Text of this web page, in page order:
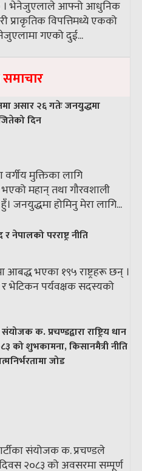
। भेनेजुएलाले आफ्नो आधुनिक
प्राकृतिक विपत्तिमध्ये एकको
गएको दुई...
असार २६ गतेः जनयुद्धमा
दिन
मुक्तिका लागि
महान् तथा गौरवशाली
जनयुद्धमा होमिनु मेरा लागि...
नेपालको परराष्ट्र नीति
आबद्ध भएका १९५ राष्ट्रहरू छन् ।
र भेटिकन पर्यवक्षक सदस्यको
क. प्रचण्डद्वारा राष्ट्रिय धान
को शुभकामना, किसानमैत्री नीति
जोड
संयोजक क. प्रचण्डले
दिवस २०८३ को अवसरमा सम्पूर्ण